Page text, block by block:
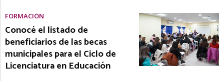
FORMACIÓN
Conocé el listado de
beneficiarios de las becas
municipales para el Ciclo de
Licenciatura en Educación